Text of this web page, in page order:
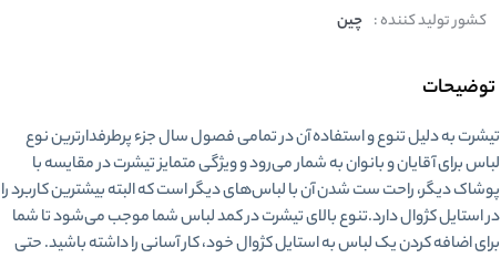
کشور تولید کننده : چین
توضیحات
تیشرت به دلیل تنوع و استفاده آن در تمامی فصول سال جزء پرطرفدارترین نوع
لباس برای آقایان و بانوان به شمار می‌رود و ویژگی متمایز تیشرت‌ در مقایسه با
پوشاک دیگر، راحت ست شدن آن‌ با لباس‌های دیگر است که البته بیشترین کاربرد را
در استایل کژوال دارد.تنوع بالایتیشرتدر کمد لباس شما موجب می‌شود تا شما
برای اضافه کردن یک لباس به استایل کژوال خود، کار آسانی را داشته باشید. حتی